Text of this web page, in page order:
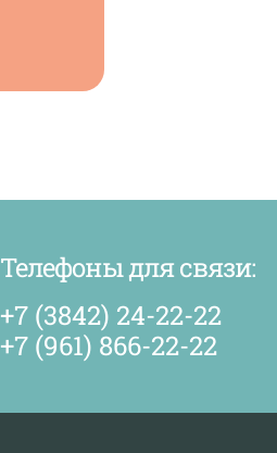
Телефоны для связи:
+7 (3842) 24-22-22
+7 (961) 866-22-22